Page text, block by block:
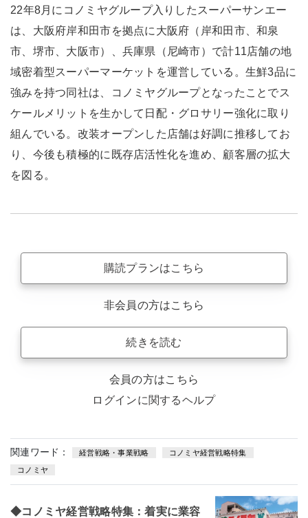
22年8月にコノミヤグループ入りしたスーパーサンエー
は、大阪府岸和田市を拠点に大阪府（岸和田市、和泉
市、堺市、大阪市）、兵庫県（尼崎市）で計11店舗の地
域密着型スーパーマーケットを運営している。生鮮3品に
強みを持つ同社は、コノミヤグループとなったことでス
ケールメリットを生かして日配・グロサリー強化に取り
組んでいる。改装オープンした店舗は好調に推移してお
り、今後も積極的に既存店活性化を進め、顧客層の拡大
を図る。
購読プランはこちら
非会員の方はこちら
続きを読む
会員の方はこちら
ログインに関するヘルプ
関連ワード： 経営戦略・事業戦略 コノミヤ経営戦略特集
コノミヤ
◆コノミヤ経営戦略特集：着実に業容